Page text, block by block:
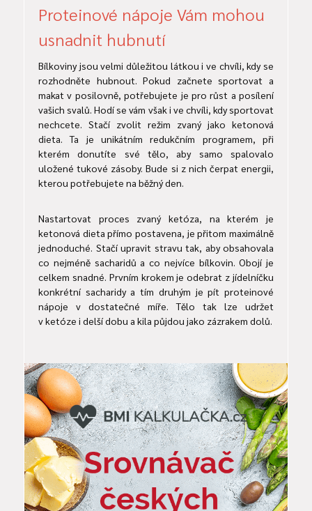
Proteinové nápoje Vám mohou
usnadnit hubnutí
Bílkoviny jsou velmi důležitou látkou i ve chvíli, kdy se
rozhodněte hubnout. Pokud začnete sportovat a
makat v posilovně, potřebujete je pro růst a posílení
vašich svalů. Hodí se vám však i ve chvíli, kdy sportovat
nechcete. Stačí zvolit režim zvaný jako ketonová
dieta. Ta je unikátním redukčním programem, při
kterém donutíte své tělo, aby samo spalovalo
uložené tukové zásoby. Bude si z nich čerpat energii,
kterou potřebujete na běžný den.
Nastartovat proces zvaný ketóza, na kterém je
ketonová dieta přímo postavena, je přitom maximálně
jednoduché. Stačí upravit stravu tak, aby obsahovala
co nejméně sacharidů a co nejvíce bílkovin. Obojí je
celkem snadné. Prvním krokem je odebrat z jídelníčku
konkrétní sacharidy a tím druhým je pít proteinové
nápoje v dostatečné míře. Tělo tak lze udržet
v ketóze i delší dobu a kila půjdou jako zázrakem dolů.